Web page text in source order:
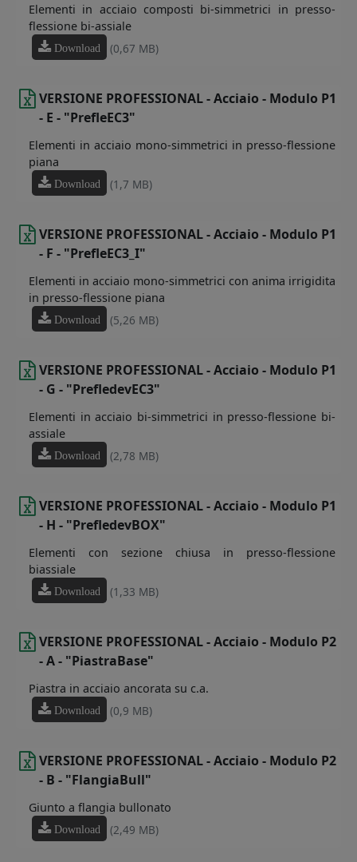
Elementi in acciaio composti bi-simmetrici in presso-
flessione bi-assiale
Download (0,67 MB)
VERSIONE PROFESSIONAL - Acciaio - Modulo P1
- E - "PrefleEC3"
Elementi in acciaio mono-simmetrici in presso-flessione
piana
Download (1,7 MB)
VERSIONE PROFESSIONAL - Acciaio - Modulo P1
- F - "PrefleEC3_I"
Elementi in acciaio mono-simmetrici con anima irrigidita
in presso-flessione piana
Download (5,26 MB)
VERSIONE PROFESSIONAL - Acciaio - Modulo P1
- G - "PrefledevEC3"
Elementi in acciaio bi-simmetrici in presso-flessione bi-
assiale
Download (2,78 MB)
VERSIONE PROFESSIONAL - Acciaio - Modulo P1
- H - "PrefledevBOX"
Elementi con sezione chiusa in presso-flessione
biassiale
Download (1,33 MB)
VERSIONE PROFESSIONAL - Acciaio - Modulo P2
- A - "PiastraBase"
Piastra in acciaio ancorata su c.a.
Download (0,9 MB)
VERSIONE PROFESSIONAL - Acciaio - Modulo P2
- B - "FlangiaBull"
Giunto a flangia bullonato
Download (2,49 MB)